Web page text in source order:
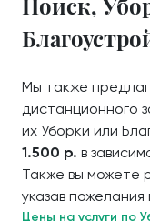
Мы также
дистанционного
их Уборки или
1.500 р. в
Также вы можете
указав
Цены на услуги по